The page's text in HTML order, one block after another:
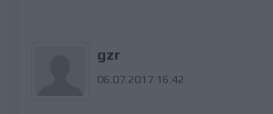
gzr
06.07.2017 16:42